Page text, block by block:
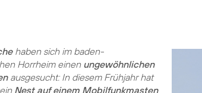
haben sich im baden-
Horrheim einen ungewöhnlichen
ausgesucht: In diesem Frühjahr hat
Nest auf einem Mobilfunkmasten